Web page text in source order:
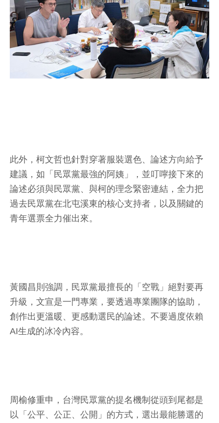
此外，柯文哲也針對穿著服裝選色、論述方向給予
建議，如「民眾黨最強的阿姨」，並叮嚀接下來的
論述必須與民眾黨、與柯的理念緊密連結，全力把
過去民眾黨在北屯溪東的核心支持者，以及關鍵的
青年選票全力催出來。
黃國昌則強調，民眾黨最擅長的「空戰」絕對要再
升級，文宣是一門專業，要透過專業團隊的協助，
創作出更溫暖、更感動選民的論述。不要過度依賴
AI生成的冰冷內容。
周榆修重申，台灣民眾黨的提名機制從頭到尾都是
以「公平、公正、公開」的方式，選出最能勝選的